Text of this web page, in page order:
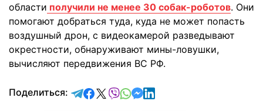
области получили не менее 30 собак-роботов. Они
помогают добраться туда, куда не может попасть
воздушный дрон, с видеокамерой разведывают
окрестности, обнаруживают мины-ловушки,
вычисляют передвижения ВС РФ.
Поделиться: отправить в Telegram
поделиться в Facebook
поделиться в X
отправить в Viber
отправить в Whatsapp
отправить в Messenger
отправить в LinkedIn